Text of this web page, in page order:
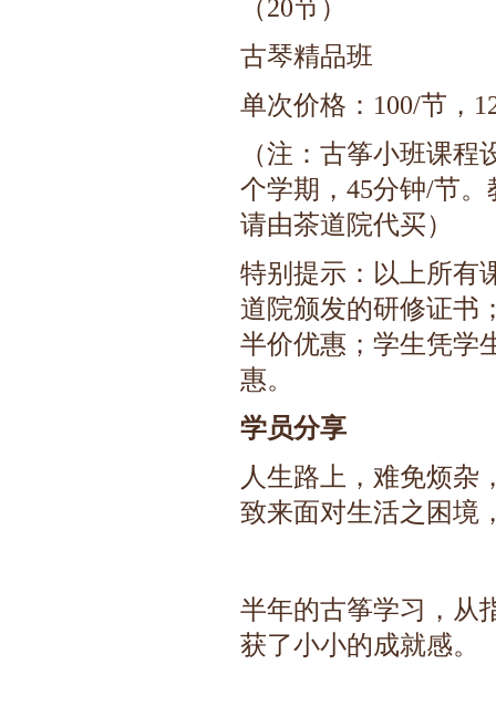
（20节）
古琴精品班
单次价格：100/节，
（注：古筝小班课
个学期，45分钟/节
请由茶道院代买）
特别提示：以上所有
道院颁发的研修证书
半价优惠；学生凭学
惠。
学员分享
人生路上，难免烦杂
致来面对生活之困境
半年的古筝学习，从
获了小小的成就感。